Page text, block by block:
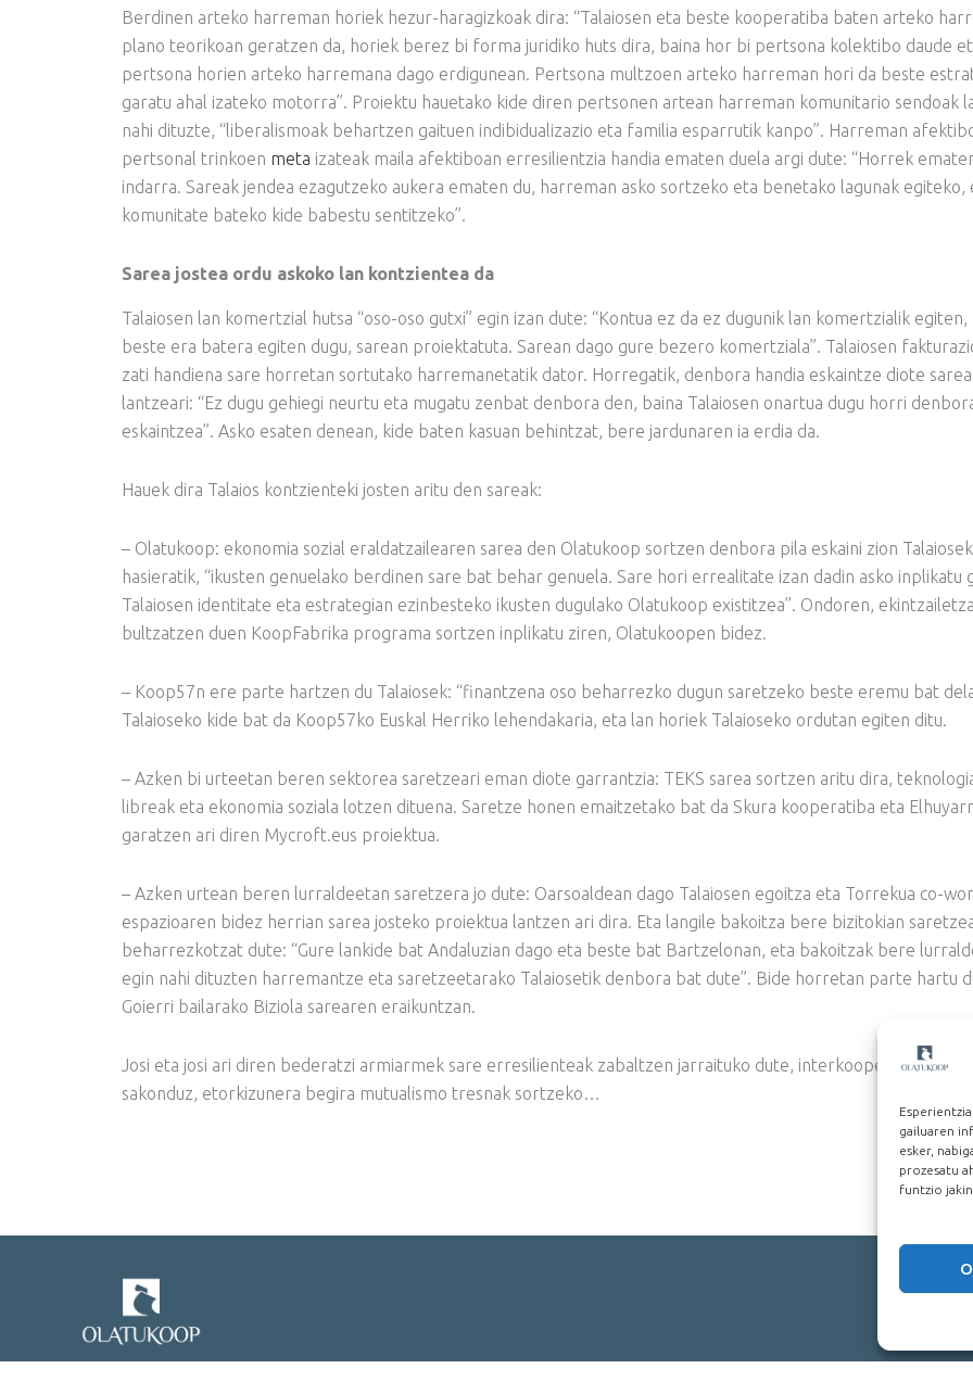
gailuaren
esker,
prozesatu
funtzio
Berdinen arteko harreman horiek hezur-haragizkoak dira: “Talaiosen eta beste kooperatiba baten arteko
plano teorikoan geratzen da, horiek berez bi forma juridiko huts dira, baina hor bi pertsona kolektibo daude
pertsona horien arteko harremana dago erdigunean. Pertsona multzoen arteko harreman hori da beste
garatu ahal izateko motorra”. Proiektu hauetako kide diren pertsonen artean harreman komunitario sendoak
nahi dituzte, “liberalismoak behartzen gaituen indibidualizazio eta familia esparrutik kanpo”. Harreman
pertsonal trinkoen meta izateak maila afektiboan erresilientzia handia ematen duela argi dute: “Horrek
indarra. Sareak jendea ezagutzeko aukera ematen du, harreman asko sortzeko eta benetako lagunak egiteko,
komunitate bateko kide babestu sentitzeko”.
Sarea jostea ordu askoko lan kontzientea da
Talaiosen lan komertzial hutsa “oso-oso gutxi” egin izan dute: “Kontua ez da ez dugunik lan komertzialik egiten,
beste era batera egiten dugu, sarean proiektatuta. Sarean dago gure bezero komertziala”. Talaiosen
zati handiena sare horretan sortutako harremanetatik dator. Horregatik, denbora handia eskaintze diote sarea
lantzeari: “Ez dugu gehiegi neurtu eta mugatu zenbat denbora den, baina Talaiosen onartua dugu horri
eskaintzea”. Asko esaten denean, kide baten kasuan behintzat, bere jardunaren ia erdia da.
Hauek dira Talaios kontzienteki josten aritu den sareak:
– Olatukoop: ekonomia sozial eraldatzailearen sarea den Olatukoop sortzen denbora pila eskaini zion Talaiosek
hasieratik, “ikusten genuelako berdinen sare bat behar genuela. Sare hori errealitate izan dadin asko inplikatu
Talaiosen identitate eta estrategian ezinbesteko ikusten dugulako Olatukoop existitzea”. Ondoren, ekintzailetza
bultzatzen duen KoopFabrika programa sortzen inplikatu ziren, Olatukoopen bidez.
– Koop57n ere parte hartzen du Talaiosek: “finantzena oso beharrezko dugun saretzeko beste eremu bat
Talaioseko kide bat da Koop57ko Euskal Herriko lehendakaria, eta lan horiek Talaioseko ordutan egiten ditu.
– Azken bi urteetan beren sektorea saretzeari eman diote garrantzia: TEKS sarea sortzen aritu dira,
libreak eta ekonomia soziala lotzen dituena. Saretze honen emaitzetako bat da Skura kooperatiba eta
garatzen ari diren Mycroft.eus proiektua.
– Azken urtean beren lurraldeetan saretzera jo dute: Oarsoaldean dago Talaiosen egoitza eta Torrekua co-
espazioaren bidez herrian sarea josteko proiektua lantzen ari dira. Eta langile bakoitza bere bizitokian
beharrezkotzat dute: “Gure lankide bat Andaluzian dago eta beste bat Bartzelonan, eta bakoitzak bere
egin nahi dituzten harremantze eta saretzeetarako Talaiosetik denbora bat dute”. Bide horretan parte hartu
Goierri bailarako Biziola sarearen eraikuntzan.
Josi eta josi ari diren bederatzi armiarmek sare erresilienteak zabaltzen jarraituko dute, interkooperazio
sakonduz, etorkizunera begira mutualismo tresnak sortzeko…